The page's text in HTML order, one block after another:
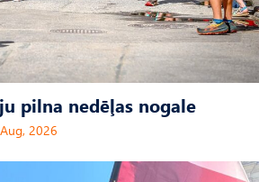
pilna nedēļas nogale
2026